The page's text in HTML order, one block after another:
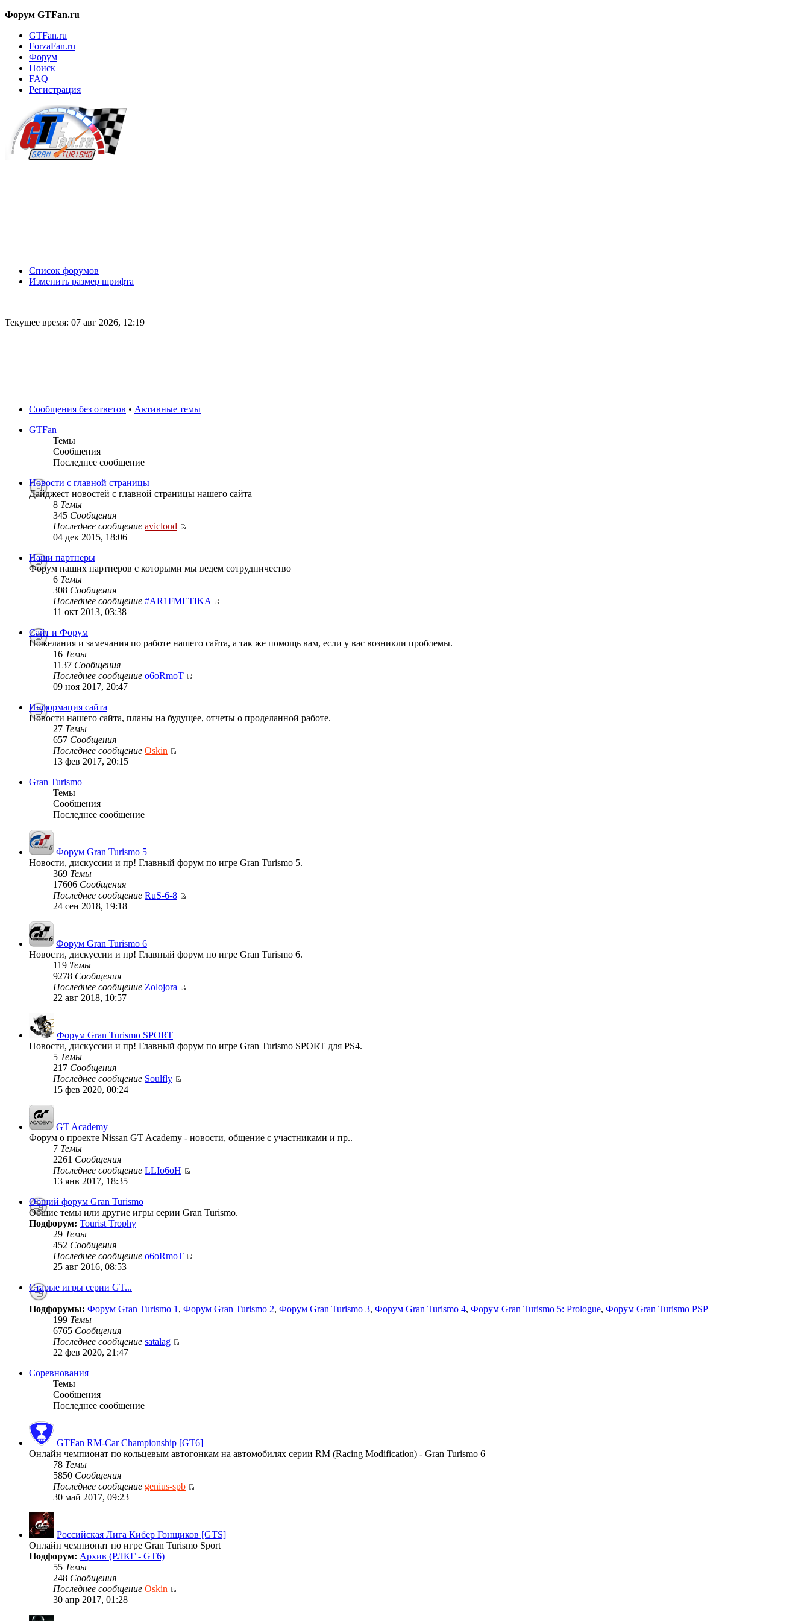
Форум GTFan.ru
GTFan.ru
ForzaFan.ru
Форум
Поиск
FAQ
Регистрация
Список форумов
Изменить размер шрифта
Текущее время: 07 авг 2026, 12:19
Сообщения без ответов • Активные темы
GTFan
Темы
Сообщения
Последнее сообщение
Новости с главной страницы
Дайджест новостей с главной страницы нашего сайта
8 Темы
345 Сообщения
Последнее сообщение avicloud
04 дек 2015, 18:06
Наши партнеры
Форум наших партнеров с которыми мы ведем сотрудничество
6 Темы
308 Сообщения
Последнее сообщение #AR1FMETIKA
11 окт 2013, 03:38
Сайт и Форум
Пожелания и замечания по работе нашего сайта, а так же помощь вам, если у вас возникли проблемы.
16 Темы
1137 Сообщения
Последнее сообщение o6oRmoT
09 ноя 2017, 20:47
Информация сайта
Новости нашего сайта, планы на будущее, отчеты о проделанной работе.
27 Темы
657 Сообщения
Последнее сообщение Oskin
13 фев 2017, 20:15
Gran Turismo
Темы
Сообщения
Последнее сообщение
Форум Gran Turismo 5
Новости, дискуссии и пр! Главный форум по игре Gran Turismo 5.
369 Темы
17606 Сообщения
Последнее сообщение RuS-6-8
24 сен 2018, 19:18
Форум Gran Turismo 6
Новости, дискуссии и пр! Главный форум по игре Gran Turismo 6.
119 Темы
9278 Сообщения
Последнее сообщение Zolojora
22 авг 2018, 10:57
Форум Gran Turismo SPORT
Новости, дискуссии и пр! Главный форум по игре Gran Turismo SPORT для PS4.
5 Темы
217 Сообщения
Последнее сообщение Soulfly
15 фев 2020, 00:24
GT Academy
Форум о проекте Nissan GT Academy - новости, общение с участниками и пр..
7 Темы
2261 Сообщения
Последнее сообщение LLIo6oH
13 янв 2017, 18:35
Общий форум Gran Turismo
Общие темы или другие игры серии Gran Turismo.
Подфорум: Tourist Trophy
29 Темы
452 Сообщения
Последнее сообщение o6oRmoT
25 авг 2016, 08:53
Старые игры серии GT...
Подфорумы: Форум Gran Turismo 1 , Форум Gran Turismo 2, Форум Gran Turismo 3, Форум Gran Turismo 4, Форум Gran Turismo 5: Prologue, Форум Gran Turismo PSP
199 Темы
6765 Сообщения
Последнее сообщение satalag
22 фев 2020, 21:47
Соревнования
Темы
Сообщения
Последнее сообщение
GTFan RM-Car Championship [GT6]
Онлайн чемпионат по кольцевым автогонкам на автомобилях серии RM (Racing Modification) - Gran Turismo 6
78 Темы
5850 Сообщения
Последнее сообщение genius-spb
30 май 2017, 09:23
Российская Лига Кибер Гонщиков [GTS]
Онлайн чемпионат по игре Gran Turismo Sport
Подфорум: Архив (РЛКГ - GT6)
55 Темы
248 Сообщения
Последнее сообщение Oskin
30 апр 2017, 01:28